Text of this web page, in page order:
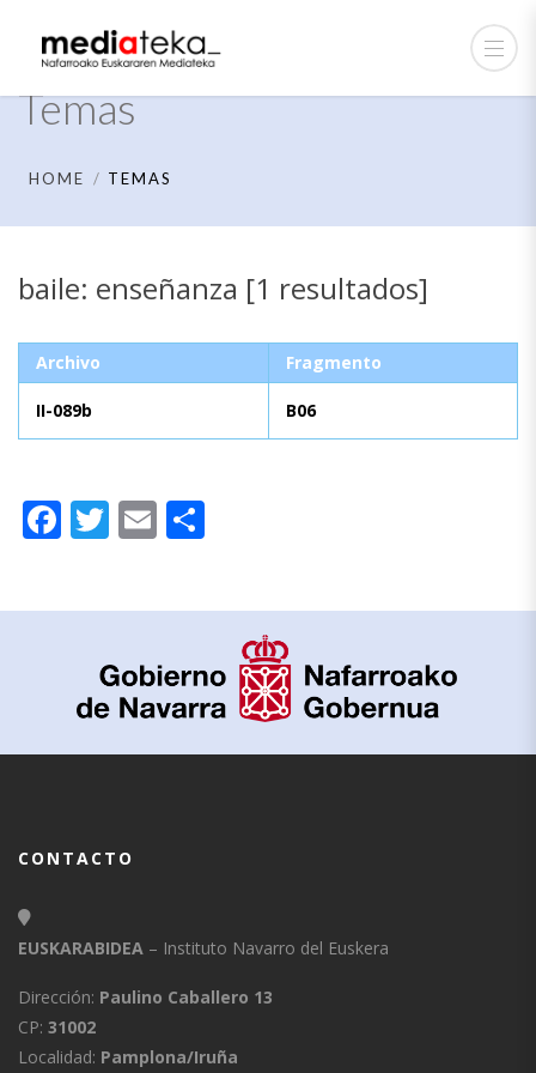
Temas
HOME TEMAS
baile: enseñanza [1 resultados]
Archivo Fragmento
II-089b B06
Facebook
Twitter
Email
CONTACTO
EUSKARABIDEA – Instituto Navarro del Euskera
Dirección: Paulino Caballero 13
CP: 31002
Localidad: Pamplona/Iruña